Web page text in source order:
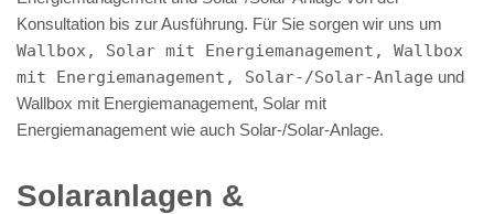
Konsultation bis zur Ausführung. Für Sie sorgen wir uns um
Wallbox, Solar mit Energiemanagement, Wallbox
mit Energiemanagement, Solar-/Solar-Anlage und
Wallbox mit Energiemanagement, Solar mit
Energiemanagement wie auch Solar-/Solar-Anlage.
Solaranlagen &